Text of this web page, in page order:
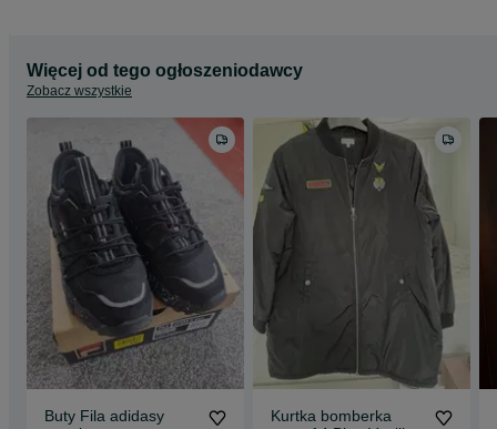
Więcej od tego ogłoszeniodawcy
Zobacz wszystkie
Buty Fila adidasy
Kurtka bomberka